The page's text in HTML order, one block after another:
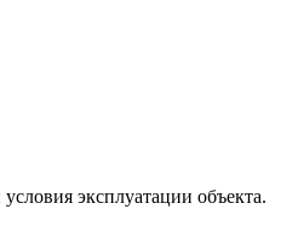
эксплуатации объекта.